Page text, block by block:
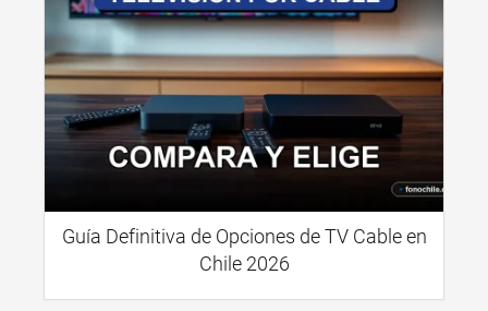
Guía Definitiva de Opciones de TV Cable en
Chile 2026